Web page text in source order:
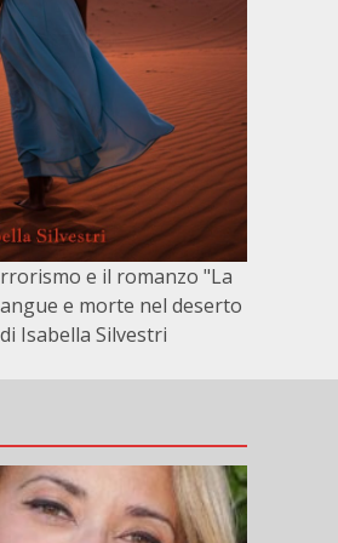
e il romanzo "La
e morte nel deserto
Isabella Silvestri